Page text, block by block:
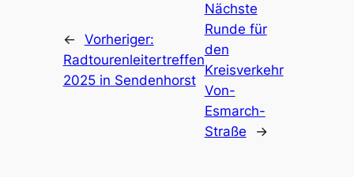
← Vorheriger:
Radtourenleitertreffen
2025 in Sendenhorst
Nächste
Runde für
den
Kreisverkehr
Von-
Esmarch-
Straße
→